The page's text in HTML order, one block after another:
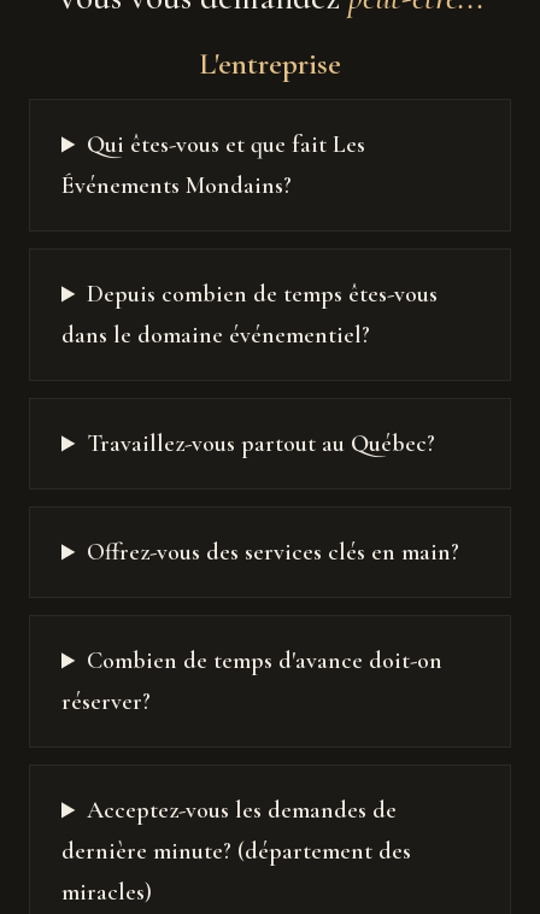
L'entreprise
Qui êtes-vous et que fait Les
Événements Mondains?
Depuis combien de temps êtes-vous
dans le domaine événementiel?
Travaillez-vous partout au Québec?
Offrez-vous des services clés en main?
Combien de temps d'avance doit-on
réserver?
Acceptez-vous les demandes de
dernière minute? (département des
miracles)